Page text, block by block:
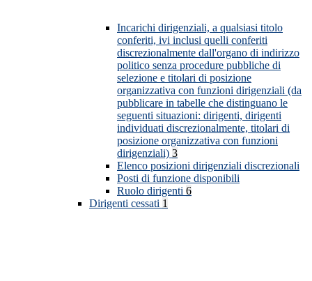
Incarichi dirigenziali, a qualsiasi titolo
conferiti, ivi inclusi quelli conferiti
discrezionalmente dall'organo di indirizzo
politico senza procedure pubbliche di
selezione e titolari di posizione
organizzativa con funzioni dirigenziali (da
pubblicare in tabelle che distinguano le
seguenti situazioni: dirigenti, dirigenti
individuati discrezionalmente, titolari di
posizione organizzativa con funzioni
dirigenziali) 3
Elenco posizioni dirigenziali discrezionali
Posti di funzione disponibili
Ruolo dirigenti 6
Dirigenti cessati 1